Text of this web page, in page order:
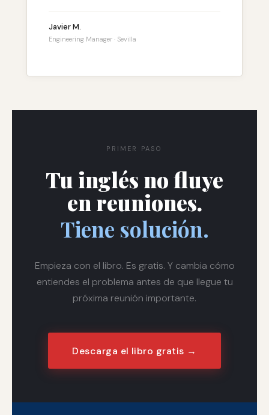
Javier M.
Engineering Manager · Sevilla
PRIMER PASO
Tu inglés no fluye
en reuniones.
Tiene solución.
Empieza con el libro. Es gratis. Y cambia cómo
entiendes el problema antes de que llegue tu
próxima reunión importante.
Descarga el libro gratis →